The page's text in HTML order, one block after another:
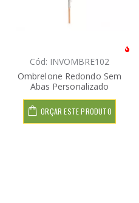
Cód: INVOMBRE102
Ombrelone Redondo Sem
Abas Personalizado
ORÇAR ESTE PRODUTO